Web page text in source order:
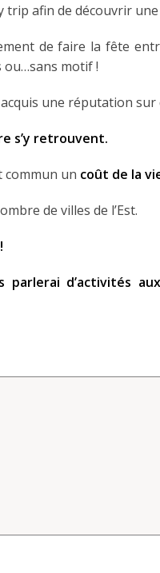
trip afin de découvrir une
de faire la fête
ou…sans motif !
une réputation sur
s’y retrouvent.
commun un coût de la
de villes de l’Est.
parlerai d’activités